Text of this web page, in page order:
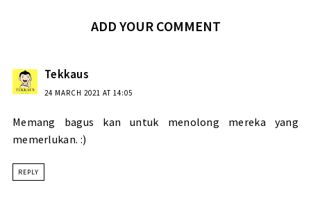
ADD YOUR COMMENT
Tekkaus
24 MARCH 2021 AT 14:05
Memang bagus kan untuk menolong mereka yang
memerlukan. :)
REPLY